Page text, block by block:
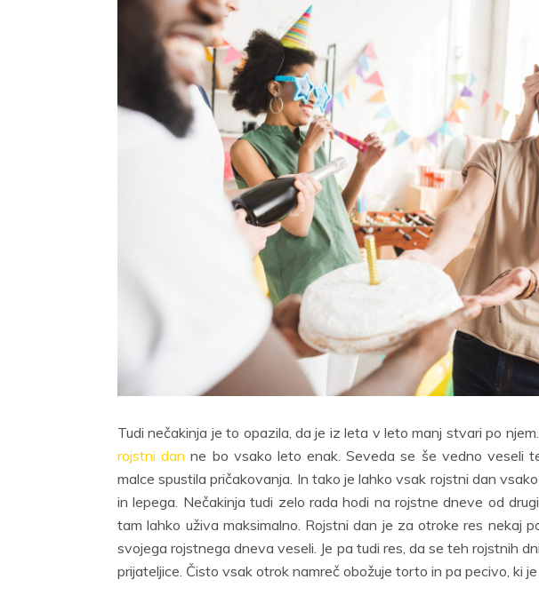
Tudi nečakinja je to opazila, da je iz leta v leto manj stvari po
rojstni dan ne bo vsako leto enak. Seveda se še vedno veseli
malce spustila pričakovanja. In tako je lahko vsak rojstni dan
in lepega. Nečakinja tudi zelo rada hodi na rojstne dneve od
tam lahko uživa maksimalno. Rojstni dan je za otroke res nekaj
svojega rojstnega dneva veseli. Je pa tudi res, da se teh rojstnih
prijateljice. Čisto vsak otrok namreč obožuje torto in pa pecivo, ki